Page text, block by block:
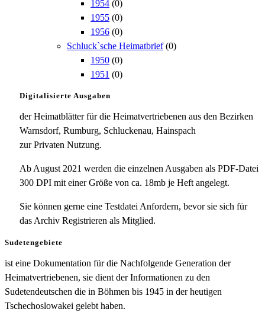
1954 (0)
1955 (0)
1956 (0)
Schluck`sche Heimatbrief (0)
1950 (0)
1951 (0)
Digitalisierte Ausgaben
der Heimatblätter für die Heimatvertriebenen aus den Bezirken
Warnsdorf, Rumburg, Schluckenau, Hainspach
zur Privaten Nutzung.
Ab August 2021 werden die einzelnen Ausgaben als PDF-Datei
300 DPI mit einer Größe von ca. 18mb je Heft angelegt.
Sie können gerne eine Testdatei Anfordern, bevor sie sich für
das Archiv Registrieren als Mitglied.
Sudetengebiete
ist eine Dokumentation für die Nachfolgende Generation der
Heimatvertriebenen, sie dient der Informationen zu den
Sudetendeutschen die in Böhmen bis 1945 in der heutigen
Tschechoslowakei gelebt haben.